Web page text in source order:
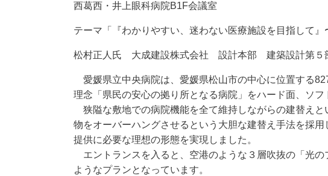
西葛西・井上眼科病院B1F会議室
テーマ「 『わかりやすい、迷わない医療施設を目指 して』
松村正人 氏 大成建設株式会社 設計本部 建築設計第５
愛媛県立中央病院は、愛媛県松山市の中心に位置する
理念「県民の安心の拠り所となる病院」をハード面、ソ
狭隘な敷地での病院機能を全て維持しながらの建替えと
物をオーバーハングさせる と いう大胆な建替え手法を採
提供に必要な理想の形態を実現しました。
エントランスを入ると、空港のような３層吹抜の「光の
ようなプランとなっています。